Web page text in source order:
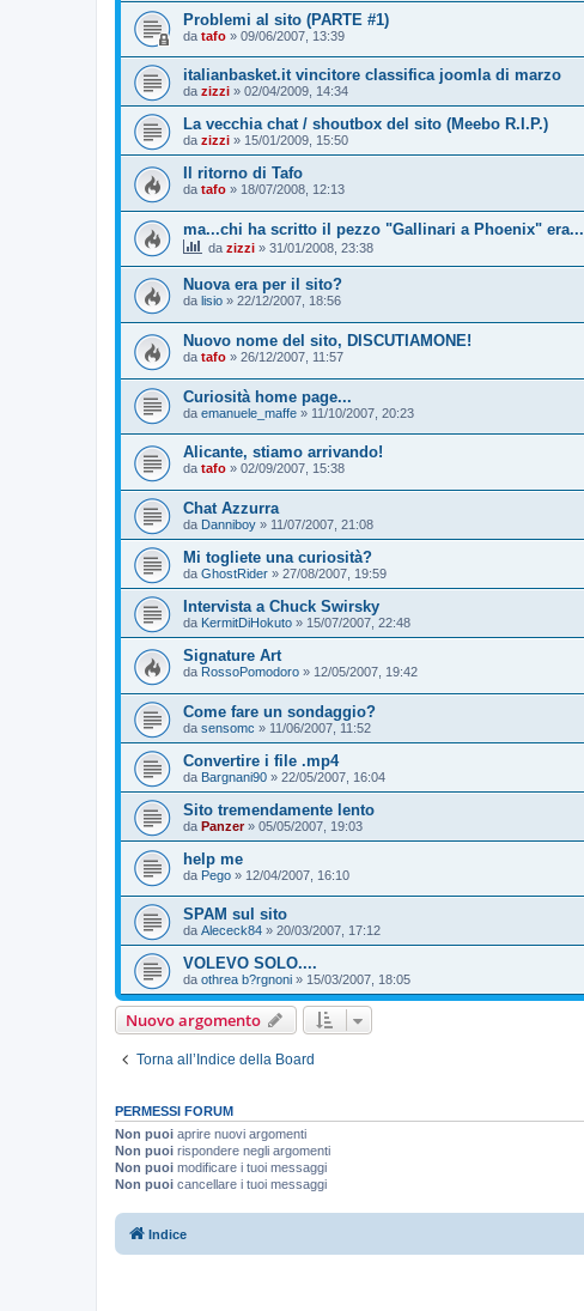
Problemi al sito (PARTE #1)
da tafo » 09/06/2007, 13:39
italianbasket.it vincitore classifica joomla di marzo
da zizzi » 02/04/2009, 14:34
La vecchia chat / shoutbox del sito (Meebo R.I.P.)
da zizzi » 15/01/2009, 15:50
Il ritorno di Tafo
da tafo » 18/07/2008, 12:13
ma...chi ha scritto il pezzo "Gallinari a Phoenix" era...
da zizzi » 31/01/2008, 23:38
Nuova era per il sito?
da lisio » 22/12/2007, 18:56
Nuovo nome del sito, DISCUTIAMONE!
da tafo » 26/12/2007, 11:57
Curiosità home page...
da emanuele_maffe » 11/10/2007, 20:23
Alicante, stiamo arrivando!
da tafo » 02/09/2007, 15:38
Chat Azzurra
da Danniboy » 11/07/2007, 21:08
Mi togliete una curiosità?
da GhostRider » 27/08/2007, 19:59
Intervista a Chuck Swirsky
da KermitDiHokuto » 15/07/2007, 22:48
Signature Art
da RossoPomodoro » 12/05/2007, 19:42
Come fare un sondaggio?
da sensomc » 11/06/2007, 11:52
Convertire i file .mp4
da Bargnani90 » 22/05/2007, 16:04
Sito tremendamente lento
da Panzer» 05/05/2007, 19:03
help me
da Pego » 12/04/2007, 16:10
SPAM sul sito
da Alececk84 » 20/03/2007, 17:12
VOLEVO SOLO....
da othrea b?rgnoni » 15/03/2007, 18:05
Nuovo argomento
Torna all’Indice della Board
PERMESSI FORUM
Non puoi aprire nuovi argomenti
Non puoi rispondere negli argomenti
Non puoi modificare i tuoi messaggi
Non puoi cancellare i tuoi messaggi
Indice